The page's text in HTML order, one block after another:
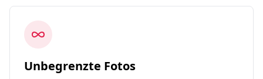
Unbegrenzte Fotos